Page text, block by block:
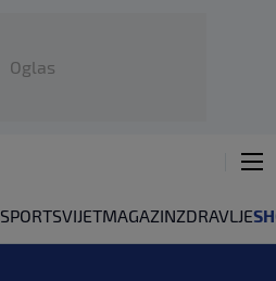
Oglas
SPORTSVIJETMAGAZINZDRAVLJE